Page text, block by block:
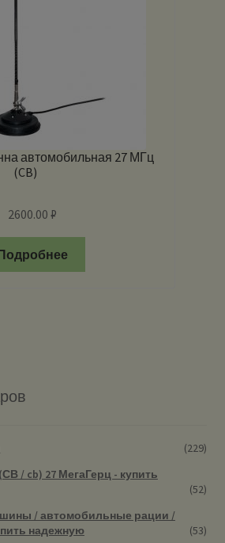
автомобильная 27 МГц
(CB)
2600.00 ₽
(229)
/ cb) 27 МегаГерц - купить
(52)
/ автомобильные рации /
надежную
(53)